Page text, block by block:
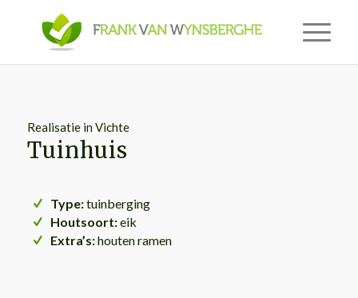
Realisatie in Vichte
Tuinhuis
Type:tuinberging
Houtsoort:eik
Extra’s:houten ramen